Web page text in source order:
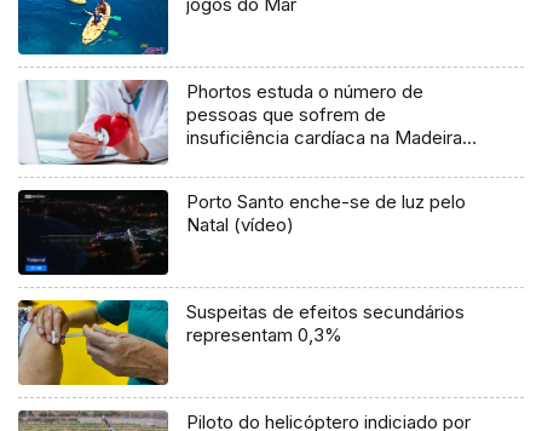
Phortos estuda o número de
pessoas que sofrem de
insuficiência cardíaca na Madeira
Porto Santo enche-se de luz pelo
Natal (vídeo)
Suspeitas de efeitos secundários
representam 0,3%
Piloto do helicóptero indiciado por